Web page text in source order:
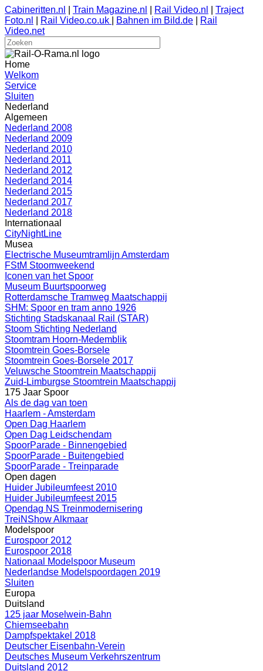
Cabineritten.nl Train Magazine.nl Rail Video.nl
Traject
Foto.nl
Rail Video.co.uk Bahnen im Bild.de
Rail
Video.net
Home
Welkom
Service
Sluiten
Nederland
Algemeen
Nederland 2008
Nederland 2009
Nederland 2010
Nederland 2011
Nederland 2012
Nederland 2014
Nederland 2015
Nederland 2017
Nederland 2018
Internationaal
CityNightLine
Musea
Electrische Museumtramlijn Amsterdam
FStM Stoomweekend
Iconen van het Spoor
Museum Buurtspoorweg
Rotterdamsche Tramweg Maatschappij
SHM: Spoor en tram anno 1926
Stichting Stadskanaal Rail (STAR)
Stoom Stichting Nederland
Stoomtram Hoorn-Medemblik
Stoomtrein Goes-Borsele
Stoomtrein Goes-Borsele 2017
Veluwsche Stoomtrein Maatschappij
Zuid-Limburgse Stoomtrein Maatschappij
175 Jaar Spoor
Als de dag van toen
Haarlem - Amsterdam
Open Dag Haarlem
Open Dag Leidschendam
SpoorParade - Binnengebied
SpoorParade - Buitengebied
SpoorParade - Treinparade
Open dagen
Huider Jubileumfeest 2010
Huider Jubileumfeest 2015
Opendag NS Treinmodernisering
TreiNShow Alkmaar
Modelspoor
Eurospoor 2012
Eurospoor 2018
Nationaal Modelspoor Museum
Nederlandse Modelspoordagen 2019
Sluiten
Europa
Duitsland
125 jaar Moselwein-Bahn
Chiemseebahn
Dampfspektakel 2018
Deutscher Eisenbahn-Verein
Deutsches Museum Verkehrszentrum
Duitsland 2012